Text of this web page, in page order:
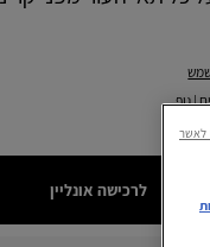
|גוף
לרכישה אונליין
לאשר